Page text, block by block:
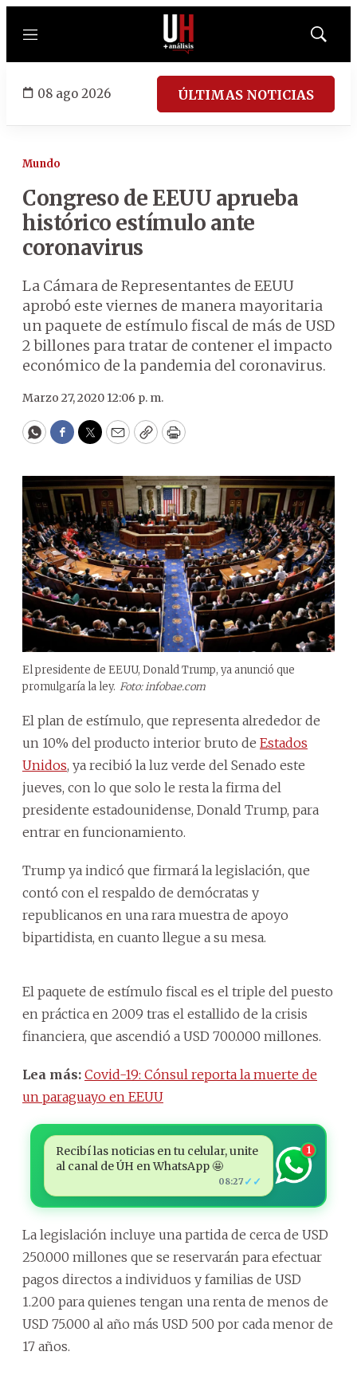
Menú
Mostrar
08 ago 2026 ÚLTIMAS NOTICIAS
Mundo
Congreso de EEUU aprueba
histórico estímulo ante
coronavirus
La Cámara de Representantes de EEUU
aprobó este viernes de manera mayoritaria
un paquete de estímulo fiscal de más de USD
2 billones para tratar de contener el impacto
económico de la pandemia del coronavirus.
Marzo 27, 2020 12:06 p. m.
WhatsApp
Facebook
Twitter
EmailCopyPrint
El presidente de EEUU, Donald Trump, ya anunció que
promulgaría la ley. Foto: infobae.com
El plan de estímulo, que representa alrededor de
un 10% del producto interior bruto de Estados
Unidos, ya recibió la luz verde del Senado este
jueves, con lo que solo le resta la firma del
presidente estadounidense, Donald Trump, para
entrar en funcionamiento.
Trump ya indicó que firmará la legislación, que
contó con el respaldo de demócratas y
republicanos en una rara muestra de apoyo
bipartidista, en cuanto llegue a su mesa.
El paquete de estímulo fiscal es el triple del puesto
en práctica en 2009 tras el estallido de la crisis
financiera, que ascendió a USD 700.000 millones.
Lea más: Covid-19: Cónsul reporta la muerte de
un paraguayo en EEUU
Recibí las noticias en tu celular, unite
al canal de ÚH en WhatsApp 🤩
08:27 ✓✓
1
La legislación incluye una partida de cerca de USD
250.000 millones que se reservarán para efectuar
pagos directos a individuos y familias de USD
1.200 para quienes tengan una renta de menos de
USD 75.000 al año más USD 500 por cada menor de
17 años.